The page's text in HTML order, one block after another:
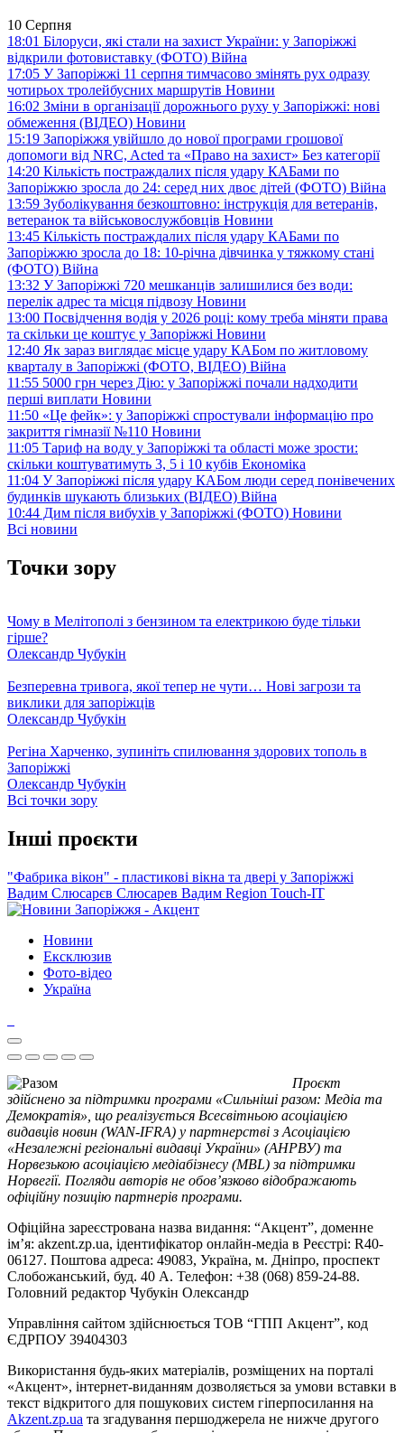
10 Серпня
18:01 Білоруси, які стали на захист України: у Запоріжжі
відкрили фотовиставку (ФОТО) Війна
17:05 У Запоріжжі 11 серпня тимчасово змінять рух одразу
чотирьох тролейбусних маршрутів Новини
16:02 Зміни в організації дорожнього руху у Запоріжжі: нові
обмеження (ВІДЕО) Новини
15:19 Запоріжжя увійшло до нової програми грошової
допомоги від NRC, Acted та «Право на захист» Без категорії
14:20 Кількість постраждалих після удару КАБами по
Запоріжжю зросла до 24: серед них двоє дітей (ФОТО) Війна
13:59 Зуболікування безкоштовно: інструкція для ветеранів,
ветеранок та військовослужбовців Новини
13:45 Кількість постраждалих після удару КАБами по
Запоріжжю зросла до 18: 10-річна дівчинка у тяжкому стані
(ФОТО) Війна
13:32 У Запоріжжі 720 мешканців залишилися без води:
перелік адрес та місця підвозу Новини
13:00 Посвідчення водія у 2026 році: кому треба міняти права
та скільки це коштує у Запоріжжі Новини
12:40 Як зараз виглядає місце удару КАБом по житловому
кварталу в Запоріжжі (ФОТО, ВІДЕО) Війна
11:55 5000 грн через Дію: у Запоріжжі почали надходити
перші виплати Новини
11:50 «Це фейк»: у Запоріжжі спростували інформацію про
закриття гімназії №110 Новини
11:05 Тариф на воду у Запоріжжі та області може зрости:
скільки коштуватимуть 3, 5 і 10 кубів Економіка
11:04 У Запоріжжі після удару КАБом люди серед понівечених
будинків шукають близьких (ВІДЕО) Війна
10:44 Дим після вибухів у Запоріжжі (ФОТО) Новини
Всі новини
Точки зору
Чому в Мелітополі з бензином та електрикою буде тільки
гірше?
Олександр Чубукін
Безперевна тривога, якої тепер не чути… Нові загрози та
виклики для запоріжців
Олександр Чубукін
Регіна Харченко, зупиніть спилювання здорових тополь в
Запоріжжі
Олександр Чубукін
Всі точки зору
Інші проєкти
"Фабрика вікон" - пластикові вікна та двері у Запоріжжі
Вадим Слюсарєв Слюсарев Вадим Region Touch-IT
Новини
Ексклюзив
Фото-відео
Україна
Проєкт
здійснено за підтримки програми «Сильніші разом: Медіа та
Демократія», що реалізується Всесвітньою асоціацією
видавців новин (WAN-IFRA) у партнерстві з Асоціацією
«Незалежні регіональні видавці України» (АНРВУ) та
Норвезькою асоціацією медіабізнесу (MBL) за підтримки
Норвегії. Погляди авторів не обов’язково відображають
офіційну позицію партнерів програми.
Офіційна зареєстрована назва видання: “Акцент”, доменне
ім’я: akzent.zp.ua, ідентифікатор онлайн-медіа в Реєстрі: R40-
06127. Поштова адреса: 49083, Україна, м. Дніпро, проспект
Слобожанський, буд. 40 А. Телефон: +38 (068) 859-24-88.
Головний редактор Чубукін Олександр
Управління сайтом здійснюється ТОВ “ГПП Акцент”, код
ЄДРПОУ 39404303
Використання будь-яких матеріалів, розміщених на порталі
«Акцент», інтернет-виданням дозволяється за умови вставки в
текст відкритого для пошукових систем гіперпосилання на
Akzent.zp.ua та згадування першоджерела не нижче другого